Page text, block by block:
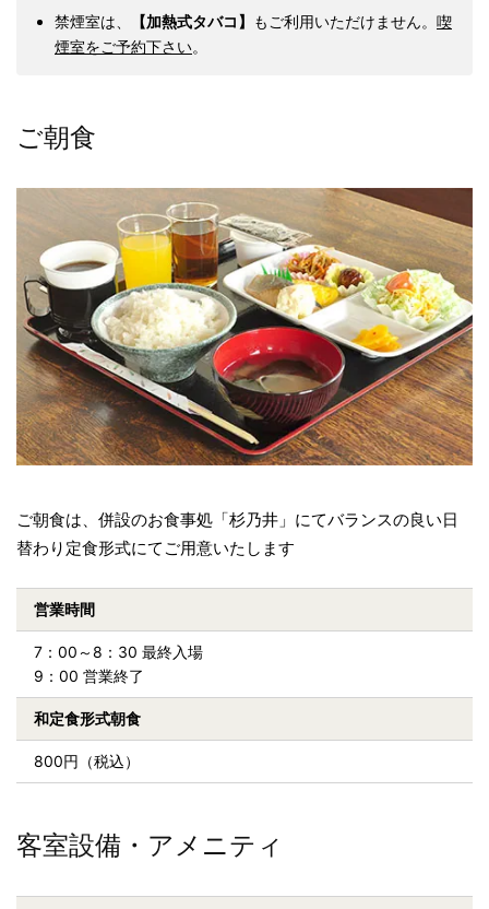
禁煙室は、 【加熱式タバコ】 もご利用いただけません。 喫
煙室をご予約下さい。
ご朝食
ご朝食は、併設のお食事処「杉乃井」にてバランスの良い日
替わり定食形式にてご用意いたします
営業時間
7：00～8：30 最終入場
9：00 営業終了
和定食形式朝食
800円（税込）
客室設備・アメニティ